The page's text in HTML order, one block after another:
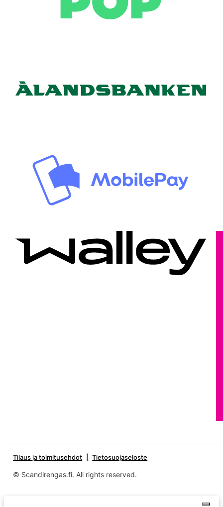
Tilaus ja toimitusehdot Tietosuojaseloste
© Scandirengas.fi. All rights reserved.